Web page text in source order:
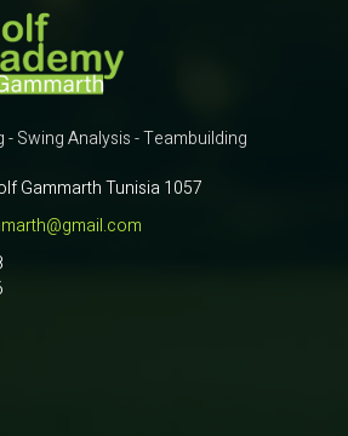
Swing Analysis - Teambuilding
Gammarth Tunisia 1057